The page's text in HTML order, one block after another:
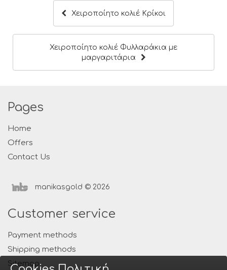
Χειροποίητο κολιέ Κρίκοι
Χειροποίητο κολιέ Φυλλαράκια με
μαργαριτάρια
Pages
Home
Offers
Contact Us
manikasgold © 2026
Customer service
Payment methods
Shipping methods
Sitemap